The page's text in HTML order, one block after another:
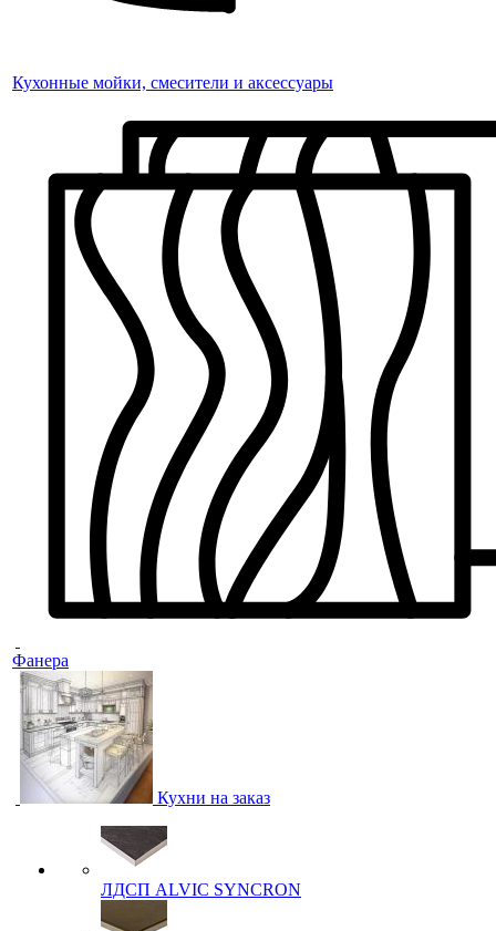
Кухонные мойки, смесители и аксессуары
Фанера
Кухни на заказ
ЛДСП ALVIC SYNCRON